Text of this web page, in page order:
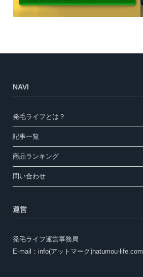
NAVI
発毛ライフとは？
記事一覧
商品ランキング
問い合わせ
運営
発毛ライフ運営事務局
E-mail：info(アットマーク)hatumou-life.com